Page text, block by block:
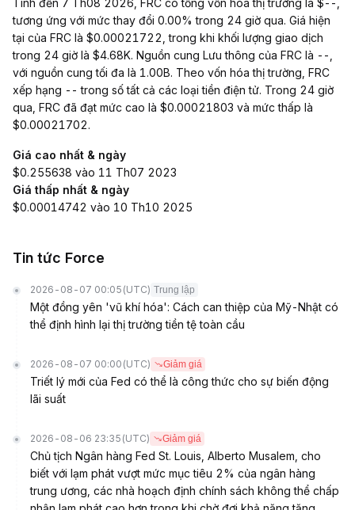
Tính đến 7 Th08 2026, FRC có tổng vốn hóa thị trường là $--,
tương ứng với mức thay đổi 0.00% trong 24 giờ qua. Giá hiện
tại của FRC là $0.00021722, trong khi khối lượng giao dịch
trong 24 giờ là $4.68K. Nguồn cung Lưu thông của FRC là --,
với nguồn cung tối đa là 1.00B. Theo vốn hóa thị trường, FRC
xếp hạng -- trong số tất cả các loại tiền điện tử. Trong 24 giờ
qua, FRC đã đạt mức cao là $0.00021803 và mức thấp là
$0.00021702.
Giá cao nhất & ngày
$0.255638 vào 11 Th07 2023
Giá thấp nhất & ngày
$0.00014742 vào 10 Th10 2025
Tin tức Force
2026-08-07 00:05 (UTC) Trung lập
Một đồng yên 'vũ khí hóa': Cách can thiệp của Mỹ-Nhật có
thể định hình lại thị trường tiền tệ toàn cầu
2026-08-07 00:00 (UTC) Giảm giá
Triết lý mới của Fed có thể là công thức cho sự biến động
lãi suất
2026-08-06 23:35 (UTC) Giảm giá
Chủ tịch Ngân hàng Fed St. Louis, Alberto Musalem, cho
biết với lạm phát vượt mức mục tiêu 2% của ngân hàng
trung ương, các nhà hoạch định chính sách không thể chấp